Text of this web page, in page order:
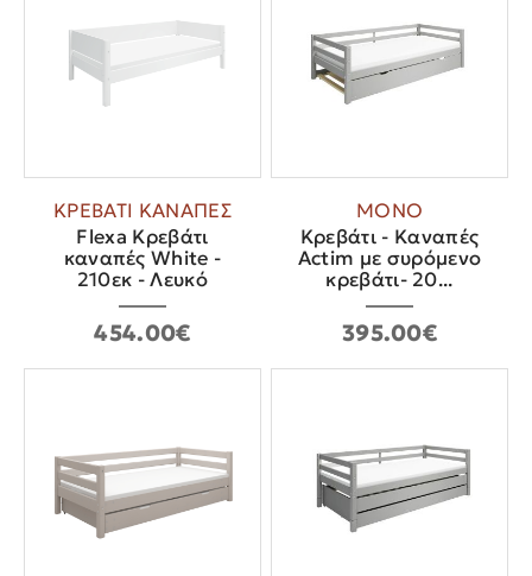
ΚΡΕΒΑΤΙ ΚΑΝΑΠΕΣ
Flexa Κρεβάτι
καναπές White -
210εκ - Λευκό
454.00€
ΜΟΝΟ
Κρεβάτι - Καναπές
Actim με συρόμενο
κρεβάτι- 20...
395.00€